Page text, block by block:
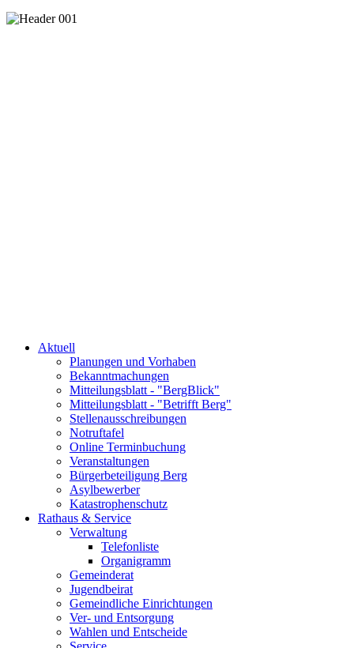
Aktuell
Planungen und Vorhaben
Bekanntmachungen
Mitteilungsblatt - "BergBlick"
Mitteilungsblatt - "Betrifft Berg"
Stellenausschreibungen
Notruftafel
Online Terminbuchung
Veranstaltungen
Bürgerbeteiligung Berg
Asylbewerber
Katastrophenschutz
Rathaus & Service
Verwaltung
Telefonliste
Organigramm
Gemeinderat
Jugendbeirat
Gemeindliche Einrichtungen
Ver- und Entsorgung
Wahlen und Entscheide